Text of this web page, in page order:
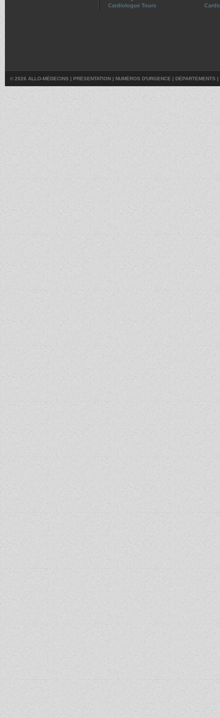
Cardiologue Tours
© 2026 ALLO-MÉDECINS | PRÉSENTATION | NUMÉROS D'URGENCE | DÉPARTEMENTS |